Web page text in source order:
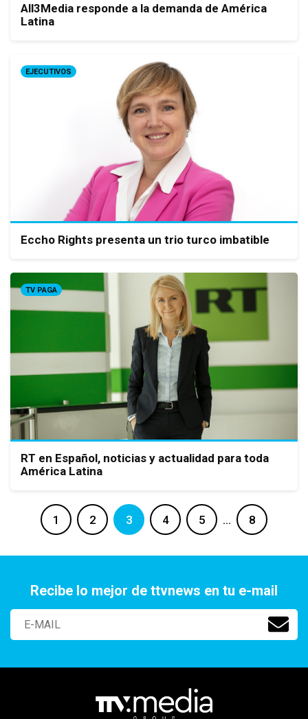
All3Media responde a la demanda de América
Latina
EJECUTIVOS
Eccho Rights presenta un trio turco imbatible
TV PAGA
RT en Español, noticias y actualidad para toda
América Latina
1 2 3 4 5 … 8
Recibe lo mejor de ttvnews en tu e-mail